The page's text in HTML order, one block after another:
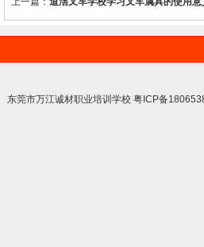
东莞市万江诚材职业培训学校 粤ICP备